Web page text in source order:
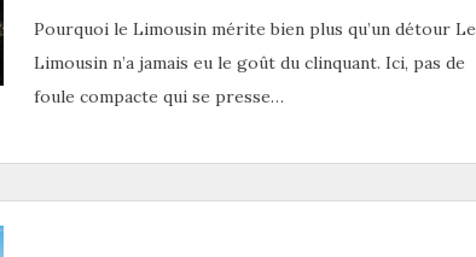
Pourquoi le Limousin mérite bien plus qu’un détour Le
Limousin n’a jamais eu le goût du clinquant. Ici, pas de
foule compacte qui se presse…